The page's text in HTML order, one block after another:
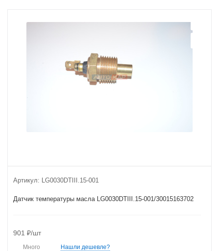
Артикул: LG0030DTIII.15-001
Датчик температуры масла LG0030DTIII.15-001/30015163702
901 ₽/шт
Много Нашли дешевле?